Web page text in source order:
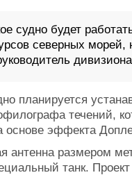
судно будет
северных
планируется
течений,
основе эффекта
антенна размером
танк.